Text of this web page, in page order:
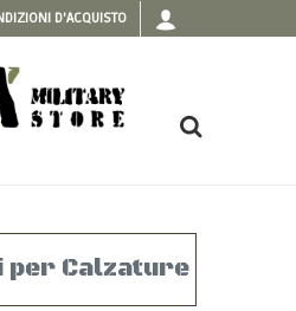
D'ACQUISTO
per Calzature